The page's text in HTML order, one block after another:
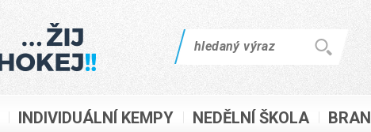
INDIVIDUÁLNÍ KEMPY NEDĚLNÍ ŠKOLA